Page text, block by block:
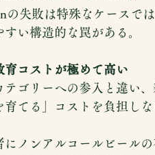
の失敗は特殊なケースで
すい構造的な罠がある。
育コストが極めて高い
テゴリーへの参入と違い
育てる」コストを負担しな
にノンアルコールビール